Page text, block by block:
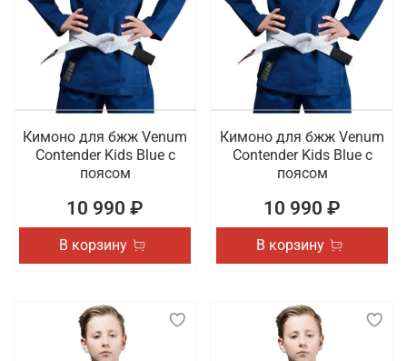
Кимоно для бжж Venum
Contender Kids Blue с
поясом
10 990 ₽
В корзину
Кимоно для бжж Venum
Contender Kids Blue с
поясом
10 990 ₽
В корзину